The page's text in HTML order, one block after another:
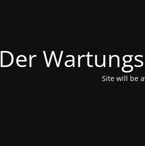
Der
Site will be